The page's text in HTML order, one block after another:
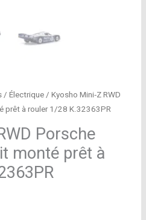
/Électrique / Kyosho Mini‑Z RWD
prêt à rouler 1/28 K.32363PR
Porsche
monté prêt à